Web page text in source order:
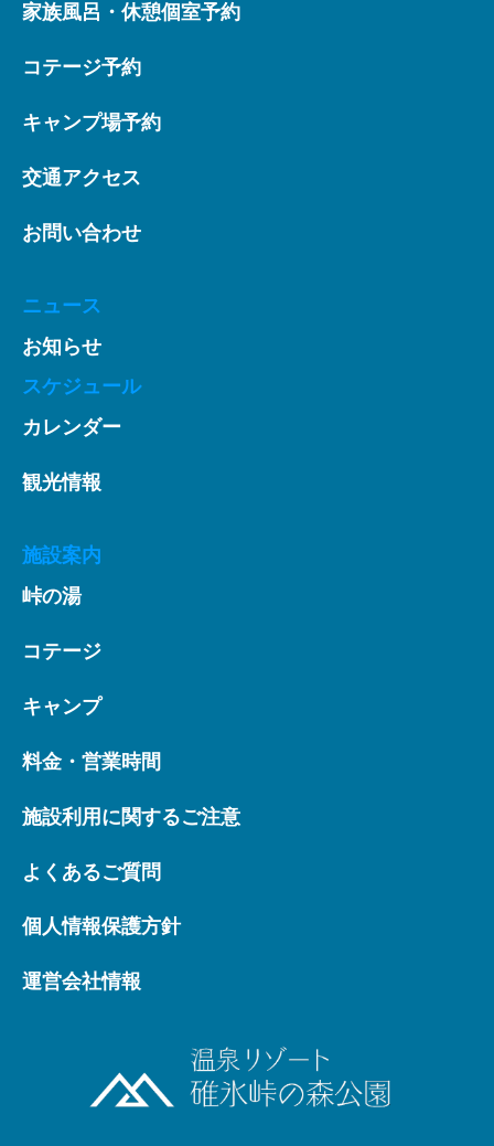
家族風呂・休憩個室予約
コテージ予約
キャンプ場予約
交通アクセス
お問い合わせ
ニュース
お知らせ
スケジュール
カレンダー
観光情報
施設案内
峠の湯
コテージ
キャンプ
料金・営業時間
施設利用に関するご注意
よくあるご質問
個人情報保護方針
運営会社情報